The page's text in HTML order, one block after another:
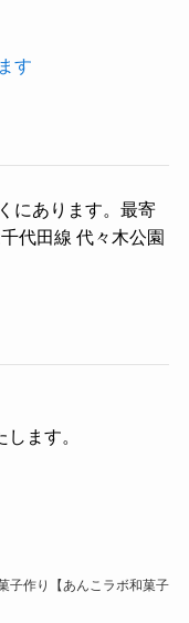
す
にあります。最寄
代田線 代々木公園
ます。
子作り【あんこラボ和菓子